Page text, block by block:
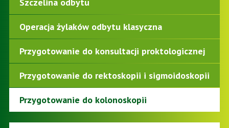
Operacja żylaków odbytu klasyczna
Przygotowanie do konsultacji proktologicznej
Przygotowanie do rektoskopii i sigmoidoskopii
Przygotowanie do kolonoskopii